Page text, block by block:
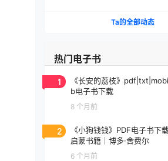
Ta的全部动态
热门电子书
1
《长安的荔枝》
b电子书下载
8 个月前
2
《小狗钱钱》PDF电子书下
启蒙书籍｜博多·舍费尔
6 个月前